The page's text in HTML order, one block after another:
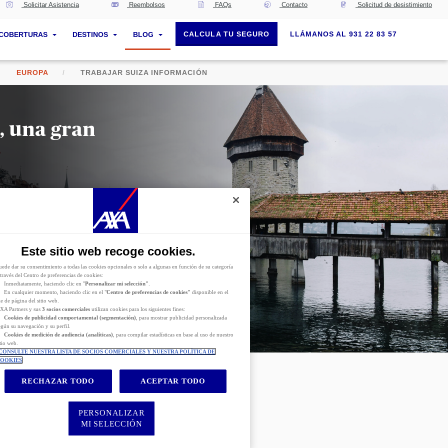
Solicitar Asistencia Reembolsos FAQs Contacto Solicitud de desistimiento
DESTINOS BLOG CALCULA TU SEGURO LLÁMANOS AL 931 22 83 57
EUROPA TRABAJAR SUIZA INFORMACIÓN
una gran
gran oportunidad
Este sitio web recoge cookies.
cookies funcionales y técnicas
También puede consentir el depósito de cookies opcionales, ya sea por parte de AXA
o de terceros proveedores, para los fines descritos a continuación.
(estrictamente necesarias) se eliminan durante la navegación por el
web. AXA Partners o terceros proveedores pueden depositar cookies opcionales para los fines que
la posibilidad deaceptaro rechazar el depósito de cookies. Almacenaremos sus preferencias
dar su consentimiento a todas las cookies opcionales o solo a algunas en función de su categoría
del Centro de preferencias de cookies:
Inmediatamente, haciendo clic en "Personalizar mi selección"
En cualquier momento, haciendo clic en el "Centro de preferencias de cookies" disponible en el
de página del sitio web.
Partners y sus3 socios comerciales utilizan cookies para los siguientes fines:
Cookies de publicidad comportamental (segmentación), para mostrar publicidad personalizada
su navegación y su perfil.
Cookies de medición de audiencia (analíticas), para compilar estadísticas en base al uso de nuestro
web.
NUESTRA LISTA DE SOCIOS COMERCIALES Y NUESTRA POLÍTICA DE
PERSONALIZAR
MI SELECCIÓN
RECHAZAR TODO ACEPTAR TODO